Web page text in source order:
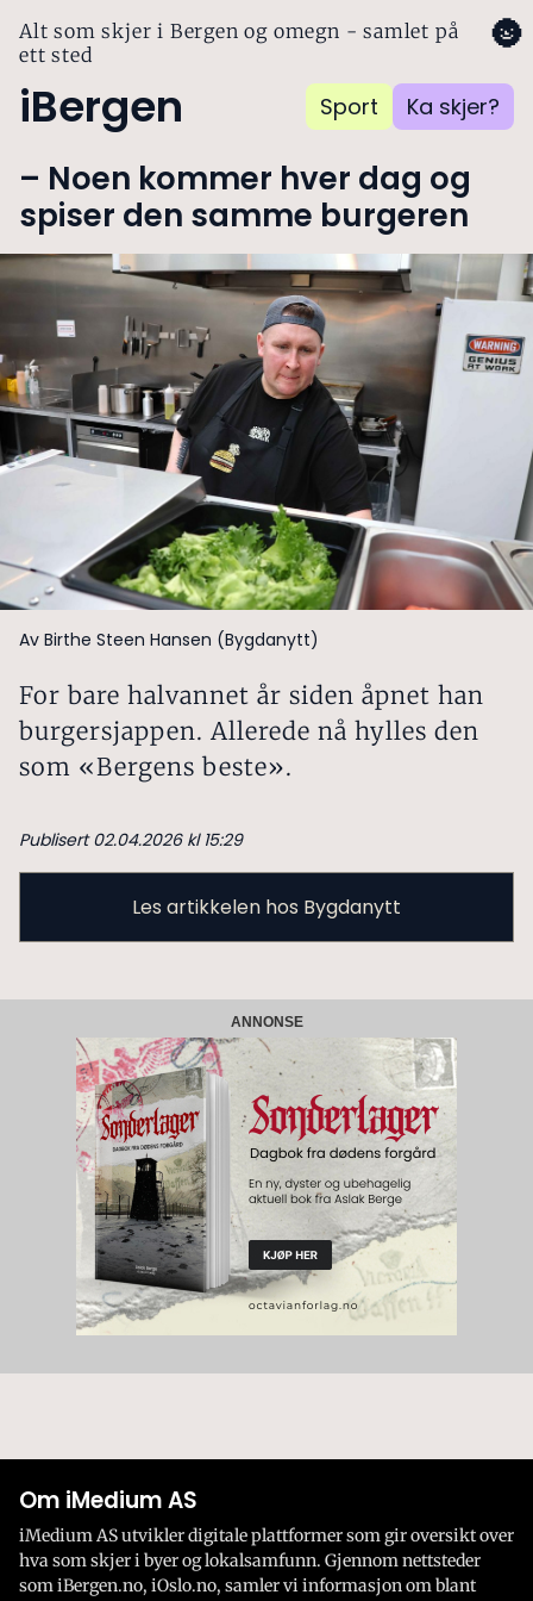
Alt som skjer i Bergen og omegn - samlet på
ett sted
iBergen Sport Ka skjer?
🌚
– Noen kommer hver dag og
spiser den samme burgeren
Av Birthe Steen Hansen (Bygdanytt)
For bare halvannet år siden åpnet han
burgersjappen. Allerede nå hylles den
som «Bergens beste».
Publisert 02.04.2026 kl 15:29
Les artikkelen hos Bygdanytt
ANNONSE
Om iMedium AS
iMedium AS utvikler digitale plattformer som gir oversikt over
hva som skjer i byer og lokalsamfunn. Gjennom nettsteder
som iBergen.no, iOslo.no, samler vi informasjon om blant